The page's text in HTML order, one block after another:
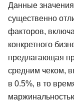
Данные
существенно
факторов,
конкретного
предлагающая
средним чеком,
в 0.5%, в то